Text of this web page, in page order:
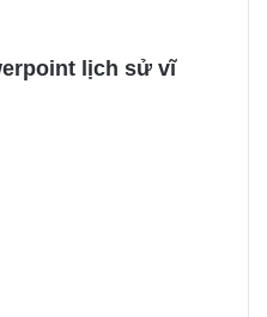
lịch sử vĩ